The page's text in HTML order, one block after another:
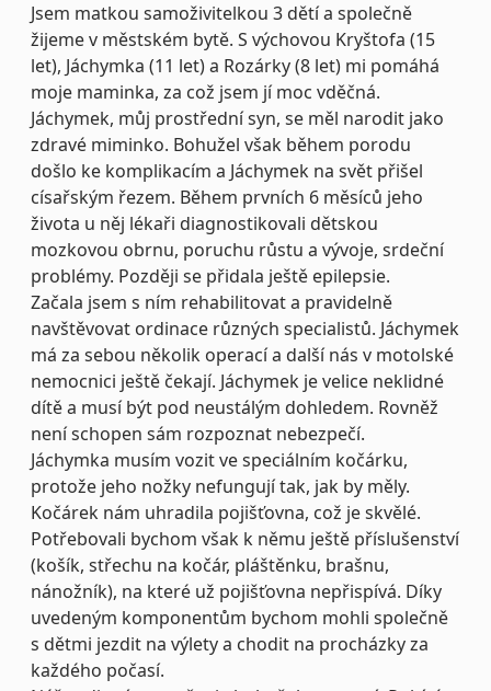
Jsem matkou samoživitelkou 3 dětí a společně
žijeme v městském bytě. S výchovou Kryštofa (15
let), Jáchymka (11 let) a Rozárky (8 let) mi pomáhá
moje maminka, za což jsem jí moc vděčná.
Jáchymek, můj prostřední syn, se měl narodit jako
zdravé miminko. Bohužel však během porodu
došlo ke komplikacím a Jáchymek na svět přišel
císařským řezem. Během prvních 6 měsíců jeho
života u něj lékaři diagnostikovali dětskou
mozkovou obrnu, poruchu růstu a vývoje, srdeční
problémy. Později se přidala ještě epilepsie.
Začala jsem s ním rehabilitovat a pravidelně
navštěvovat ordinace různých specialistů. Jáchymek
má za sebou několik operací a další nás v motolské
nemocnici ještě čekají. Jáchymek je velice neklidné
dítě a musí být pod neustálým dohledem. Rovněž
není schopen sám rozpoznat nebezpečí.
Jáchymka musím vozit ve speciálním kočárku,
protože jeho nožky nefungují tak, jak by měly.
Kočárek nám uhradila pojišťovna, což je skvělé.
Potřebovali bychom však k němu ještě příslušenství
(košík, střechu na kočár, pláštěnku, brašnu,
nánožník), na které už pojišťovna nepřispívá. Díky
uvedeným komponentům bychom mohli společně
s dětmi jezdit na výlety a chodit na procházky za
každého počasí.